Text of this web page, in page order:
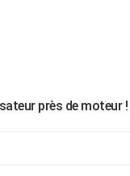
près de moteur !